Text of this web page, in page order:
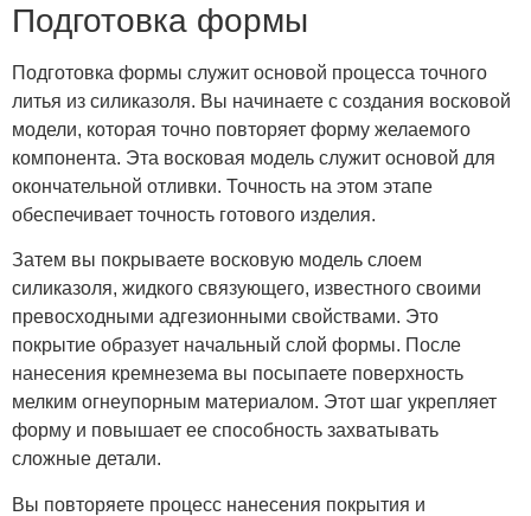
Подготовка формы
Подготовка формы служит основой процесса точного
литья из силиказоля. Вы начинаете с создания восковой
модели, которая точно повторяет форму желаемого
компонента. Эта восковая модель служит основой для
окончательной отливки. Точность на этом этапе
обеспечивает точность готового изделия.
Затем вы покрываете восковую модель слоем
силиказоля, жидкого связующего, известного своими
превосходными адгезионными свойствами. Это
покрытие образует начальный слой формы. После
нанесения кремнезема вы посыпаете поверхность
мелким огнеупорным материалом. Этот шаг укрепляет
форму и повышает ее способность захватывать
сложные детали.
Вы повторяете процесс нанесения покрытия и